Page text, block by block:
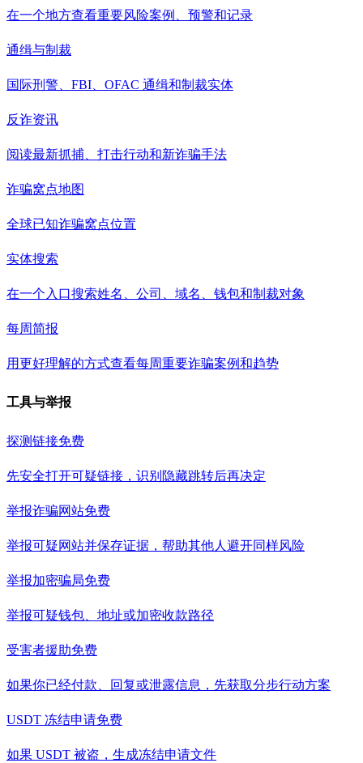
在一个地方查看重要风险案例、预警和记录
通缉与制裁
国际刑警、FBI、OFAC 通缉和制裁实体
反诈资讯
阅读最新抓捕、打击行动和新诈骗手法
诈骗窝点地图
全球已知诈骗窝点位置
实体搜索
在一个入口搜索姓名、公司、域名、钱包和制裁对象
每周简报
用更好理解的方式查看每周重要诈骗案例和趋势
工具与举报
探测链接免费
先安全打开可疑链接，识别隐藏跳转后再决定
举报诈骗网站免费
举报可疑网站并保存证据，帮助其他人避开同样风险
举报加密骗局免费
举报可疑钱包、地址或加密收款路径
受害者援助免费
如果你已经付款、回复或泄露信息，先获取分步行动方案
USDT 冻结申请免费
如果 USDT 被盗，生成冻结申请文件